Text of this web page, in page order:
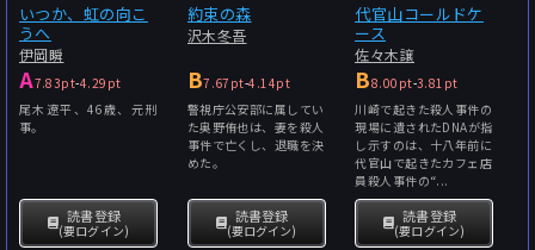
いつか、虹の向こ
うへ
伊岡瞬
A7.83pt-4.29pt
尾木遼平、46歳、元刑
事。
読書登録
(要ログイン)
約束の森
沢木冬吾
B7.67pt-4.14pt
警視庁公安部に属してい
た奥野侑也は、妻を殺人
事件で亡くし、退職を決
めた。
読書登録
(要ログイン)
代官山コールドケ
ース
佐々木譲
B8.00pt-3.81pt
川崎で起きた殺人事件の
現場に遺されたDNAが指
し示すのは、十八年前に
代官山で起きたカフェ店
員殺人事件の“...
読書登録
(要ログイン)